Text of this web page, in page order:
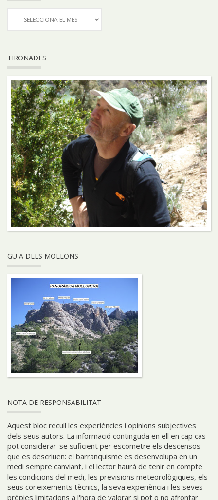
TIRONADES
GUIA DELS MOLLONS
NOTA DE RESPONSABILITAT
Aquest bloc recull les experiències i opinions subjectives
dels seus autors. La informació continguda en ell en cap cas
pot considerar-se suficient per escometre els descensos
que es descriuen: el barranquisme es desenvolupa en un
medi sempre canviant, i el lector haurà de tenir en compte
les condicions del medi, les previsions meteorològiques, els
seus coneixements tècnics, la seva experiència i les seves
pròpies limitacions a l'hora de valorar si pot o no afrontar